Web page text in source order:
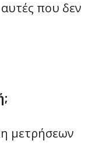
που δεν
μετρήσεων